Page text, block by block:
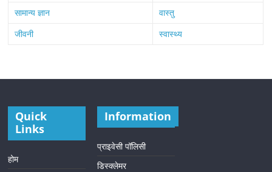
सामान्य ज्ञान
वास्तु
जीवनी
स्वास्थ्य
Quick
Links
होम
Information
प्राइवेसी पॉलिसी
डिस्क्लेमर